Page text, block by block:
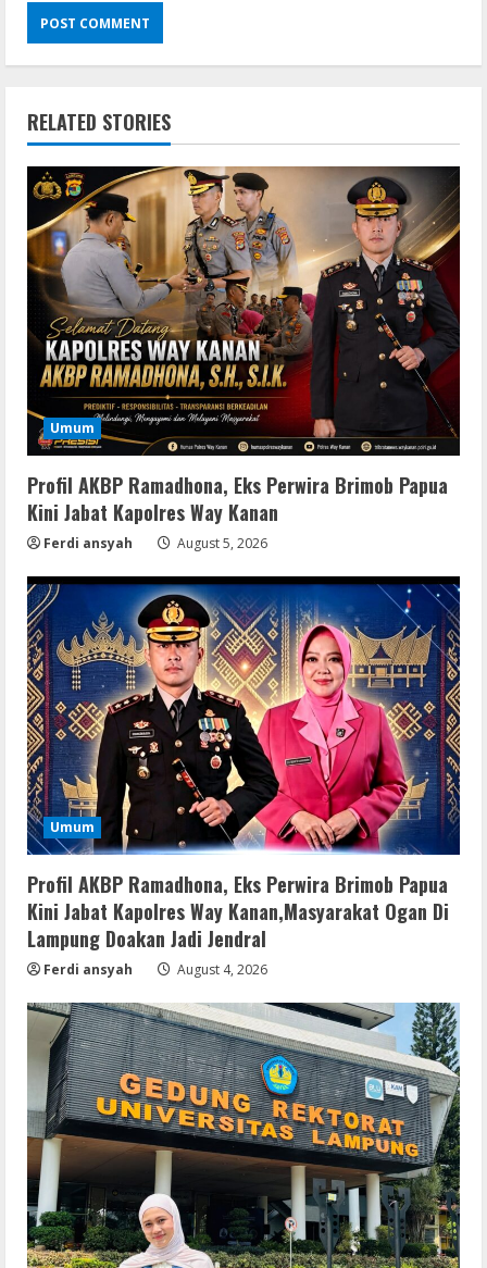
RELATED STORIES
Umum
Profil AKBP Ramadhona, Eks Perwira Brimob Papua
Kini Jabat Kapolres Way Kanan
Ferdi ansyah August 5, 2026
Umum
Profil AKBP Ramadhona, Eks Perwira Brimob Papua
Kini Jabat Kapolres Way Kanan,Masyarakat Ogan Di
Lampung Doakan Jadi Jendral
Ferdi ansyah August 4, 2026
2
Serialers
FL Studio Portable + License Key
[Patch] (x86x64) Stable Unlimited
August 7, 2026
3
Remux
Coyote vs. Acme 2026 Pre-DVDRip
2160𝚙 AVC
August 7, 2026